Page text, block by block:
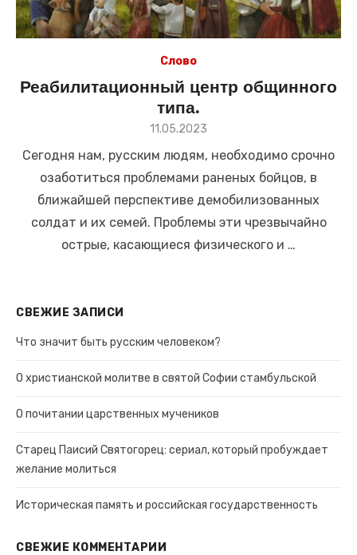
Слово
Реабилитационный центр общинного
типа.
Размещено
11.05.2023
Сегодня нам, русским людям, необходимо срочно
озаботиться проблемами раненых бойцов, в
ближайшей перспективе демобилизованных
солдат и их семей. Проблемы эти чрезвычайно
острые, касающиеся физического и …
СВЕЖИЕ ЗАПИСИ
Что значит быть русским человеком?
О христианской молитве в святой Софии стамбульской
О почитании царственных мучеников
Старец Паисий Святогорец: сериал, который пробуждает
желание молиться
Историческая память и российская государственность
СВЕЖИЕ КОММЕНТАРИИ